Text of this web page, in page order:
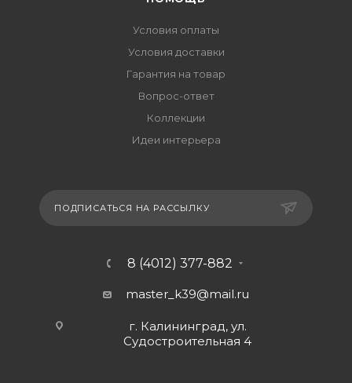
Условия оплаты
Условия доставки
Гарантия на товар
Вопрос-ответ
Коллекции
Идеи интерьера
ПОДПИСАТЬСЯ НА РАССЫЛКУ
8 (4012) 377-882
master_k39@mail.ru
г. Калининград, ул.
Судостроительная 4